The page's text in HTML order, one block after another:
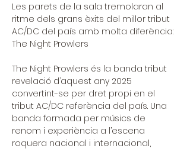
Les parets de la sala tremolaran al
ritme dels grans èxits del millor tribut
AC/DC del país amb molta diferència:
The Night Prowlers
The Night Prowlers és la banda tribut
revelació d’aquest any 2025
convertint-se per dret propi en el
tribut AC/DC referència del país. Una
banda formada per músics de
renom i experiència a l’escena
roquera nacional i internacional,